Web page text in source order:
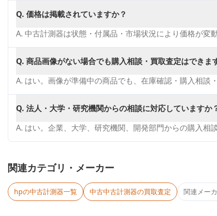
Q. 価格は掲載されていますか？
A. 中古計測器は状態・付属品・市場状況により価格が変
Q. 商品画像がない場合でも購入相談・買取査定はできま
A. はい。画像が準備中の商品でも、在庫確認・購入相
Q. 法人・大学・研究機関からの相談に対応していますか
A. はい。企業、大学、研究機関、開発部門からの購入
関連カテゴリ・メーカー
hpの中古計測器一覧 中古中古計測器の買取査定 関連メー